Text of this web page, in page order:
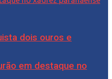
dois ouros e
em destaque no